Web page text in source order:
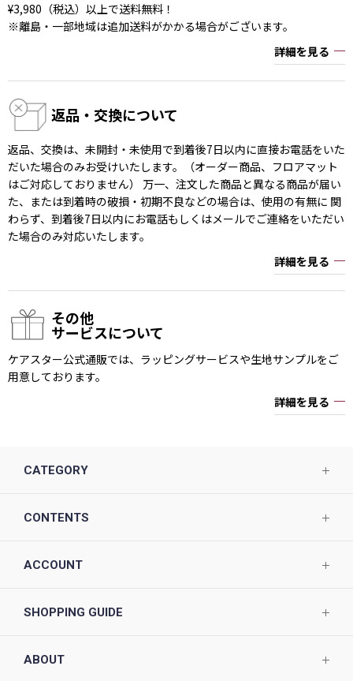
¥3,980（税込）以上で送料無料！
※離島・一部地域は追加送料がかかる場合がございます。
詳細を見る
返品・交換について
返品、交換は、未開封・未使用で到着後7日以内に直接お電話をいた
だいた場合のみお受けいたします。（オーダー商品、フロアマット
はご対応しておりません） 万一、注文した商品と異なる商品が届い
た、または到着時の破損・初期不良などの場合は、使用の有無に 関
わらず、到着後7日以内にお電話もしくはメールでご連絡をいただい
た場合のみ対応いたします。
詳細を見る
その他
サービスについて
ケアスター公式通販では、ラッピングサービスや生地サンプルをご
用意しております。
詳細を見る
CATEGORY
CONTENTS
ACCOUNT
SHOPPING GUIDE
ABOUT